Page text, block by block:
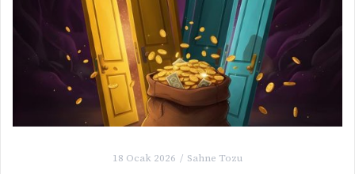
18 Ocak 2026 Sahne Tozu